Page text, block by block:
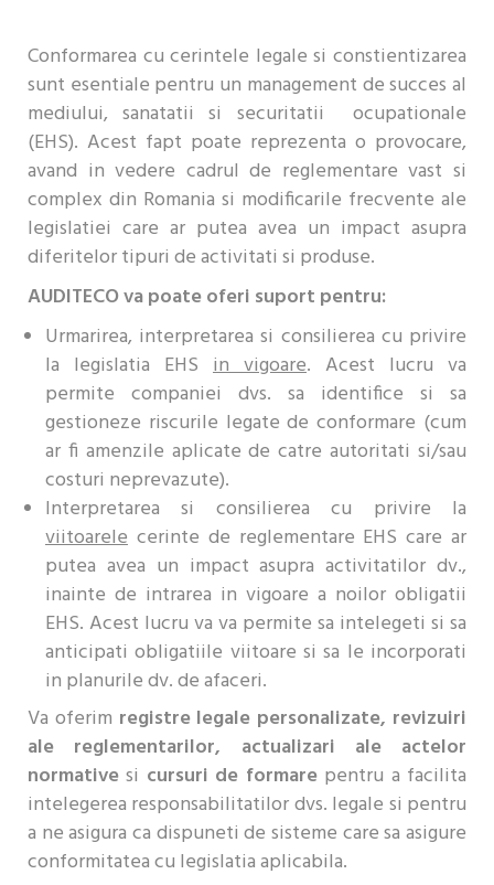
Conformarea cu cerintele legale si constientizarea
sunt esentiale pentru un management de succes al
mediului, sanatatii si securitatii ocupationale
(EHS). Acest fapt poate reprezenta o provocare,
avand in vedere cadrul de reglementare vast si
complex din Romania si modificarile frecvente ale
legislatiei care ar putea avea un impact asupra
diferitelor tipuri de activitati si produse.
AUDITECO va poate oferi suport pentru:
Urmarirea, interpretarea si consilierea cu privire
la legislatia EHS in vigoare. Acest lucru va
permite companiei dvs. sa identifice si sa
gestioneze riscurile legate de conformare (cum
ar fi amenzile aplicate de catre autoritati si/sau
costuri neprevazute).
Interpretarea si consilierea cu privire la
viitoarele cerinte de reglementare EHS care ar
putea avea un impact asupra activitatilor dv.,
inainte de intrarea in vigoare a noilor obligatii
EHS. Acest lucru va va permite sa intelegeti si sa
anticipati obligatiile viitoare si sa le incorporati
in planurile dv. de afaceri.
Va oferim registre legale personalizate, revizuiri
ale reglementarilor, actualizari ale actelor
normative si cursuri de formarepentru a facilita
intelegerea responsabilitatilor dvs. legale si pentru
a ne asigura ca dispuneti de sisteme care sa asigure
conformitatea cu legislatia aplicabila.